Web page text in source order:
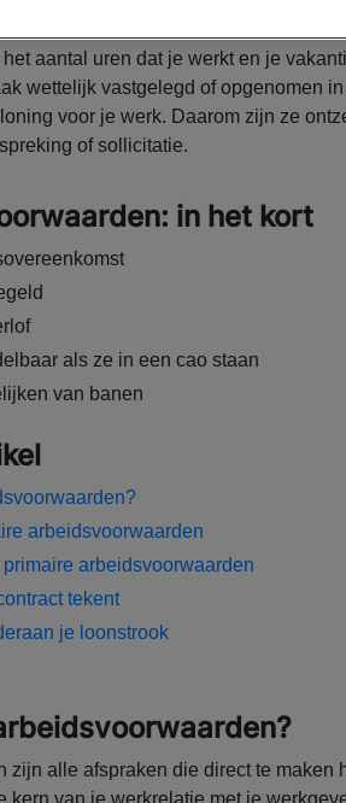
zijn de basis van je
aantal uren dat je werkt en je
wettelijk vastgelegd of opgenomen
voor je werk. Daarom zijn ze
of sollicitatie.
in het kort
als ze in een cao staan
van banen
arbeidsvoorwaarden
arbeidsvoorwaarden
tekent
je loonstrook
zijn alle afspraken die direct te maken
kern van je werkrelatie met je